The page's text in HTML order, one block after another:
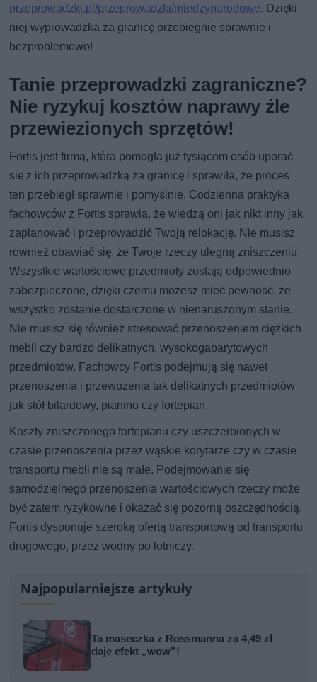
przeprowadzki.pl/przeprowadzki/miedzynarodowe. Dzięki
niej wyprowadzka za granicę przebiegnie sprawnie i
bezproblemowo!
Tanie przeprowadzki zagraniczne?
Nie ryzykuj kosztów naprawy źle
przewiezionych sprzętów!
Fortis jest firmą, która pomogła już tysiącom osób uporać
się z ich przeprowadzką za granicę i sprawiła, że proces
ten przebiegł sprawnie i pomyślnie. Codzienna praktyka
fachowców z Fortis sprawia, że wiedzą oni jak nikt inny jak
zaplanować i przeprowadzić Twoją relokację. Nie musisz
również obawiać się, że Twoje rzeczy ulegną zniszczeniu.
Wszystkie wartościowe przedmioty zostają odpowiednio
zabezpieczone, dzięki czemu możesz mieć pewność, że
wszystko zostanie dostarczone w nienaruszonym stanie.
Nie musisz się również stresować przenoszeniem ciężkich
mebli czy bardzo delikatnych, wysokogabarytowych
przedmiotów. Fachowcy Fortis podejmują się nawet
przenoszenia i przewożenia tak delikatnych przedmiotów
jak stół bilardowy, pianino czy fortepian.
Koszty zniszczonego fortepianu czy uszczerbionych w
czasie przenoszenia przez wąskie korytarze czy w czasie
transportu mebli nie są małe. Podejmowanie się
samodzielnego przenoszenia wartościowych rzeczy może
być zatem ryzykowne i okazać się pozorną oszczędnością.
Fortis dysponuje szeroką ofertą transportową od transportu
drogowego, przez wodny po lotniczy.
Najpopularniejsze artykuły
Ta maseczka z Rossmanna za 4,49 zł
daje efekt „wow”!